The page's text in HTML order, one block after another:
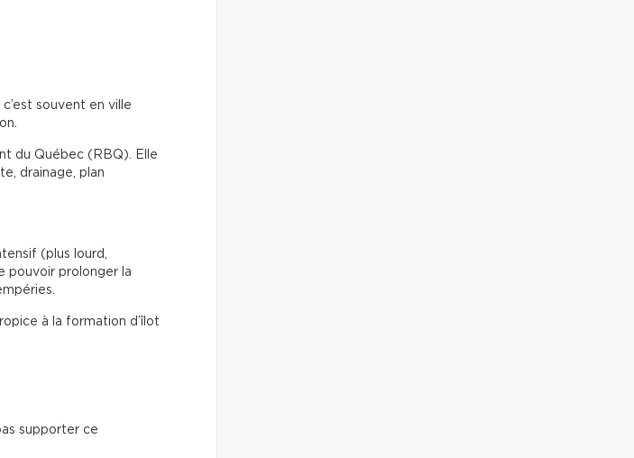
souvent en ville
du Québec (RBQ). Elle
drainage, plan
(plus lourd,
pouvoir prolonger la
à la formation d’îlot
supporter ce